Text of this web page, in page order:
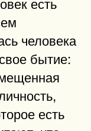
человека
бытие:
есть